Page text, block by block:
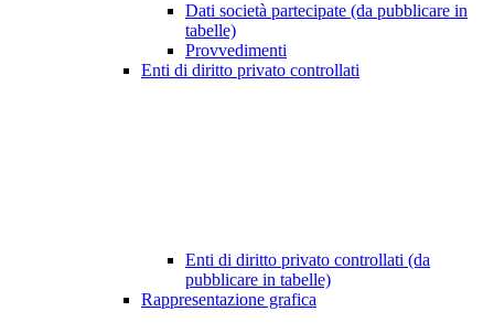
Dati società partecipate (da pubblicare in
tabelle)
Provvedimenti
Enti di diritto privato controllati
Enti di diritto privato controllati (da
pubblicare in tabelle)
Rappresentazione grafica